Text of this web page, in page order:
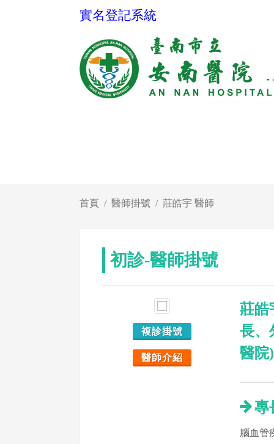
實名登記系統
首頁 醫師掛號 莊皓宇 醫師
初診-醫師掛號
複診掛號
醫師介紹
莊皓
長、
醫院)
專
腦血管